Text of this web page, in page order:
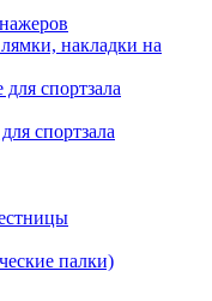
накладки на
спортзала
спортзала
палки)